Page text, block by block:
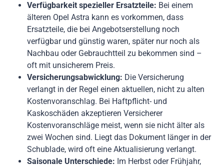
Verfügbarkeit spezieller Ersatzteile: Bei einem
älteren Opel Astra kann es vorkommen, dass
Ersatzteile, die bei Angebotserstellung noch
verfügbar und günstig waren, später nur noch als
Nachbau oder Gebrauchtteil zu bekommen sind –
oft mit unsicherem Preis.
Versicherungsabwicklung: Die Versicherung
verlangt in der Regel einen aktuellen, nicht zu alten
Kostenvoranschlag. Bei Haftpflicht- und
Kaskoschäden akzeptieren Versicherer
Kostenvoranschläge meist, wenn sie nicht älter als
zwei Wochen sind. Liegt das Dokument länger in der
Schublade, wird oft eine Aktualisierung verlangt.
Saisonale Unterschiede: Im Herbst oder Frühjahr,